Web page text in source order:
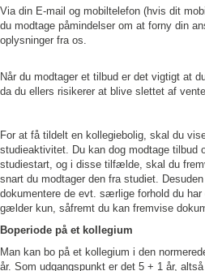
Via din E-mail og mobiltelefon (hvis dit
du modtage påmindelser om at forny din
oplysninger fra os.
Når du modtager et tilbud er det vigtigt at
da du ellers risikerer at blive slettet af
For at få tildelt en kollegiebolig, skal du
studieaktivitet. Du kan dog modtage tilbud
studiestart, og i disse tilfælde, skal du
snart du modtager den fra studiet.
dokumentere de evt. særlige forhold du
gælder kun, såfremt du kan fremvise
Boperiode på et kollegium
Man kan bo på et kollegium i den
år. Som udgangspunkt er det 5 + 1 år,